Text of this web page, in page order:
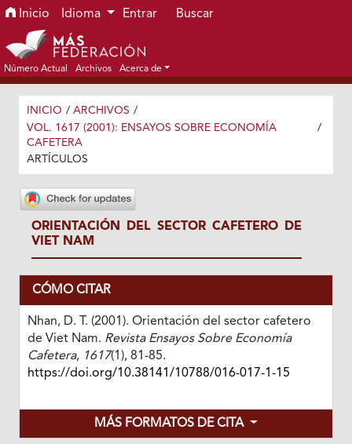
Ir al menú de navegación principal
Ir al contenido principal
Ir al pie de página del sitio
Inicio Idioma Entrar Buscar
Número Actual Archivos Acerca de
INICIO / ARCHIVOS /
VOL. 1617 (2001): ENSAYOS SOBRE ECONOMÍA
CAFETERA
/
ARTÍCULOS
ORIENTACIÓN DEL SECTOR CAFETERO DE
VIET NAM
CÓMO CITAR
Nhan, D. T. (2001). Orientación del sector cafetero
de Viet Nam. Revista Ensayos Sobre Economía
Cafetera, 1617(1), 81-85.
https://doi.org/10.38141/10788/016-017-1-15
MÁS FORMATOS DE CITA